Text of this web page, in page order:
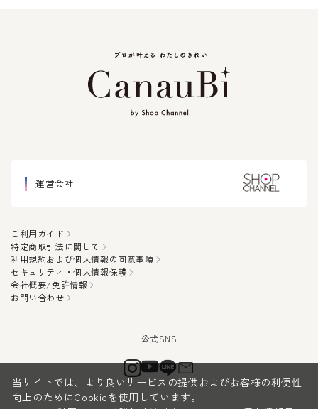
運営会社
ご利用ガイド
特定商取引法に関して
利用規約および個人情報の同意事項
セキュリティ・個人情報保護
会社概要/免許情報
お問い合わせ
当サイトでは、より良いサービスの提供およびお客様の利便性
向上のためにCookieを使用しています。